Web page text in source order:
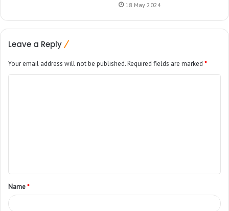
18 May 2024
Leave a Reply
Your email address will not be published.Required fields are marked *
Name*